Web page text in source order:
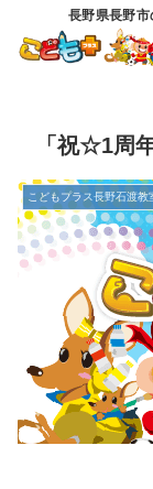
長野県長野
「祝☆1周
こどもプラス長野石渡教